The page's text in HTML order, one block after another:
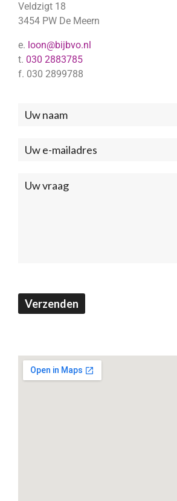
Veldzigt 18
3454 PW De Meern
e. loon@bijbvo.nl
t. 030 2883785
f. 030 2899788
Neem
met
ons
Verzenden